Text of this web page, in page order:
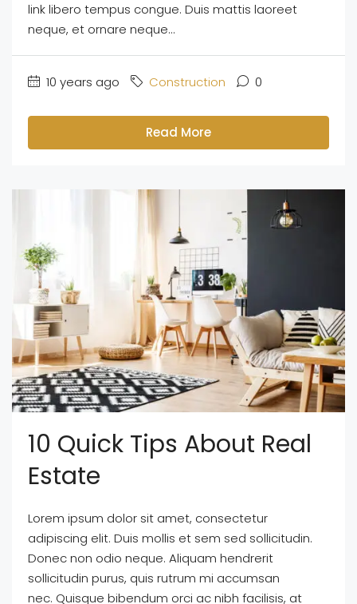
link libero tempus congue. Duis mattis laoreet
neque, et ornare neque...
10 years ago Construction 0
Read More
10 Quick Tips About Real
Estate
Lorem ipsum dolor sit amet, consectetur
adipiscing elit. Duis mollis et sem sed sollicitudin.
Donec non odio neque. Aliquam hendrerit
sollicitudin purus, quis rutrum mi accumsan
nec. Quisque bibendum orci ac nibh facilisis, at